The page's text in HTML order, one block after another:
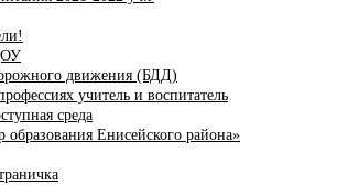
движения (БДД)
учитель и воспитатель
среда
образования Енисейского района»